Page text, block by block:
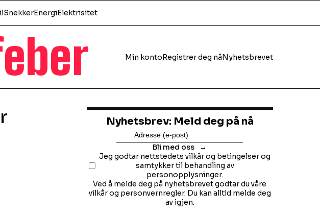
Min kontoRegistrer deg nåNyhetsbrevet
SnekkerEnergiElektrisitet
Nyhetsbrev: Meld deg på nå
Bli med oss
Jeg godtar nettstedets vilkår og betingelser og
samtykker til behandling av
personopplysninger.
Ved å melde deg på nyhetsbrevet godtar du våre
vilkår og personvernregler. Du kan alltid melde deg
av igjen.